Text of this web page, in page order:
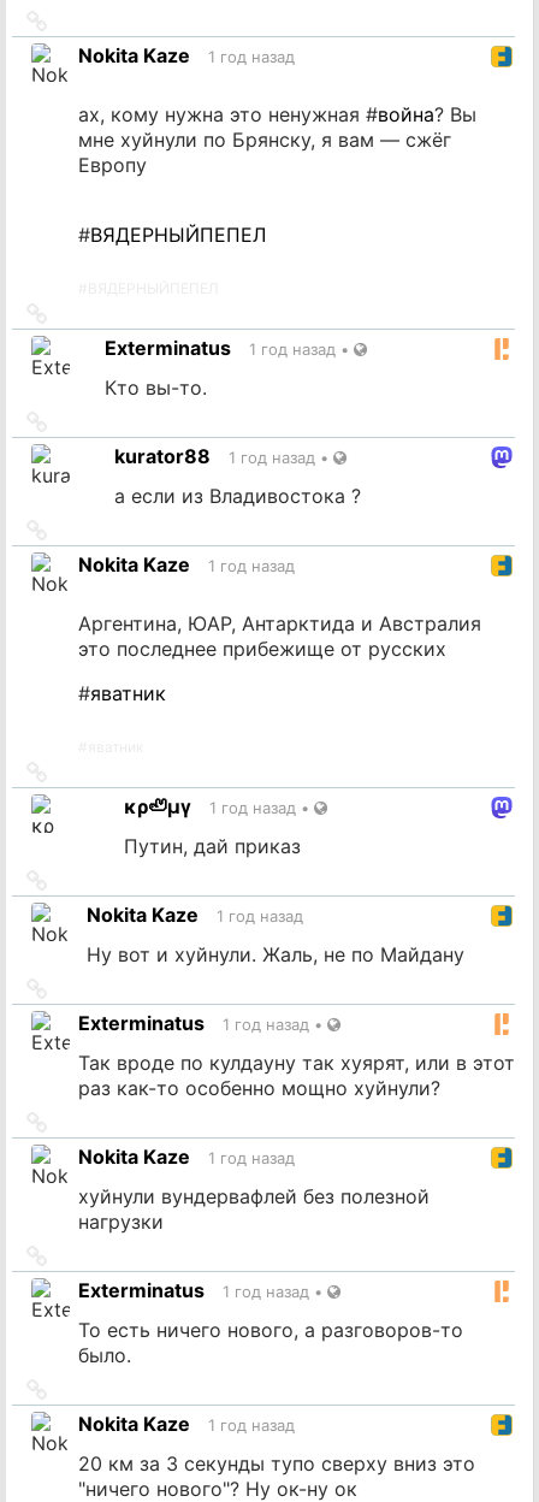
на
источник
Nokita Kaze 1 год назад
ах, кому нужна это ненужная #война? Вы
мне хуйнули по Брянску, я вам — сжёг
Европу
#ВЯДЕРНЫЙПЕПЕЛ
на
источникExterminatus 1 год назад •
Кто вы-то.
на
источникkurator88 1 год назад •
а если из Владивостока ?
на
источник
Nokita Kaze 1 год назад
Аргентина, ЮАР, Антарктида и Австралия
это последнее прибежище от русских
#яватник
на
источник κρ🦥μγ 1 год назад •
Путин, дай приказ
на
источникNokita Kaze 1 год назад
Ну вот и хуйнули. Жаль, не по Майдану
на
источник
Exterminatus 1 год назад •
Так вроде по кулдауну так хуярят, или в этот
раз как-то особенно мощно хуйнули?
на
источник
Nokita Kaze 1 год назад
хуйнули вундервафлей без полезной
нагрузки
на
источник
Exterminatus 1 год назад •
То есть ничего нового, а разговоров-то
было.
на
источник
Nokita Kaze 1 год назад
20 км за 3 секунды тупо сверху вниз это
"ничего нового"? Ну ок-ну ок